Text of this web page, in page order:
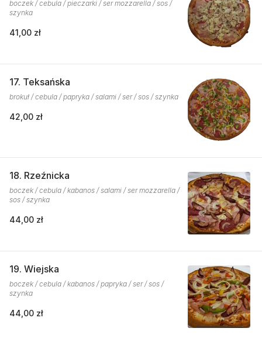
boczek / cebula / pieczarki / ser mozzarella / sos /
szynka
41,00 zł
17. Teksańska
brokuł / cebula / papryka / salami / ser / sos / szynka
42,00 zł
18. Rzeźnicka
boczek / cebula / kabanos / salami / ser mozzarella /
sos / szynka
44,00 zł
19. Wiejska
boczek / cebula / kabanos / papryka / ser / sos /
szynka
44,00 zł